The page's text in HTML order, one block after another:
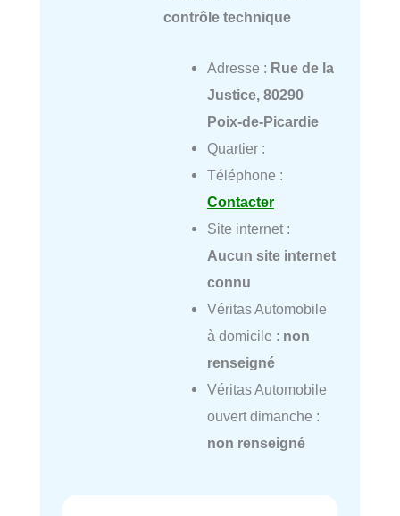
contrôle technique
Adresse : Rue de la
Justice, 80290
Poix-de-Picardie
Quartier :
Téléphone :
Contacter
Site internet :
Aucun site internet
connu
Véritas Automobile
à domicile : non
renseigné
Véritas Automobile
ouvert dimanche :
non renseigné